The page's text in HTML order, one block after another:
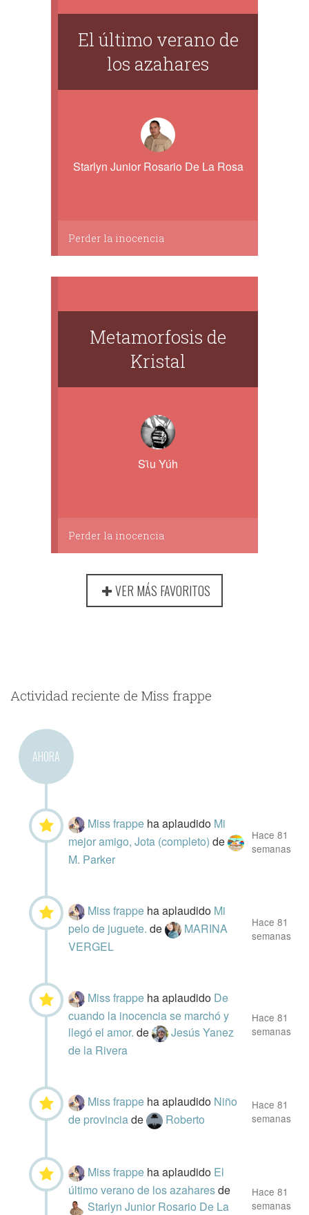
El último verano de
los azahares
Starlyn Junior Rosario De La Rosa
Perder la inocencia
Metamorfosis de
Kristal
Sῑu Yúh
Perder la inocencia
VER MÁS FAVORITOS
Actividad reciente de Miss frappe
AHORA
Miss frappe ha aplaudido Mi
mejor amigo, Jota (completo)de
M. Parker
Hace 81
semanas
Miss frappe ha aplaudido Mi
pelo de juguete.de
MARINA
VERGEL
Hace 81
semanas
Miss frappe ha aplaudido De
cuando la inocencia se marchó y
llegó el amor.de
Jesús Yanez
de la Rivera
Hace 81
semanas
Miss frappe ha aplaudido Niño
de provinciade Roberto
Hace 81
semanas
Miss frappe ha aplaudido El
último verano de los azaharesde
Starlyn Junior Rosario De La
Hace 81
semanas